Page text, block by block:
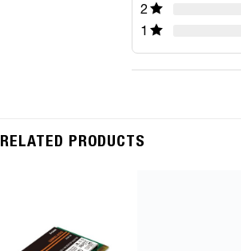
2
1
RELATED PRODUCTS